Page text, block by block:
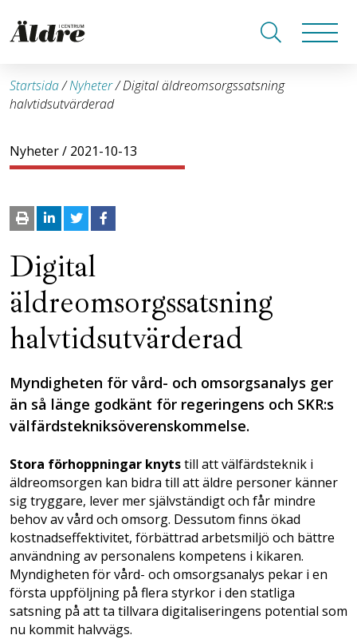
Startsida/Nyheter/Digital äldreomsorgssatsning
halvtidsutvärderad
Nyheter/ 2021-10-13
Digital
äldreomsorgssatsning
halvtidsutvärderad
Myndigheten för vård- och omsorgsanalys ger
än så länge godkänt för regeringens och SKR:s
välfärdstekniksöverenskommelse.
Stora förhoppningar knytstill att välfärdsteknik i
äldreomsorgen kan bidra till att äldre personer känner
sig tryggare, lever mer självständigt och får mindre
behov av vård och omsorg. Dessutom finns ökad
kostnadseffektivitet, förbättrad arbetsmiljö och bättre
användning av personalens kompetens i kikaren.
Myndigheten för vård- och omsorgsanalys pekar i en
första uppföljning på flera styrkor i den statliga
satsning på att ta tillvara digitaliseringens potential som
nu kommit halvvägs.